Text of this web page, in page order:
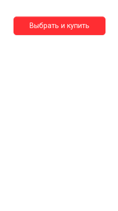
Выбрать и купить